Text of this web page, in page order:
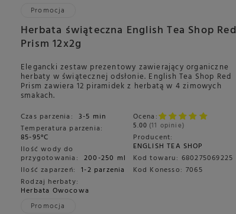
Promocja
Herbata świąteczna English Tea Shop Red
Prism 12x2g
Elegancki zestaw prezentowy zawierający organiczne
herbaty w świątecznej odsłonie. English Tea Shop Red
Prism zawiera 12 piramidek z herbatą w 4 zimowych
smakach.
Czas parzenia: 3-5 min
Temperatura parzenia:
85-95°C
Ilość wody do
przygotowania: 200-250 ml
Ilość zaparzeń: 1-2 parzenia
Rodzaj herbaty:
Herbata Owocowa
Ocena:
5.00 11 opinie
Producent:
ENGLISH TEA SHOP
Kod towaru: 680275069225
Kod Konesso: 7065
Promocja